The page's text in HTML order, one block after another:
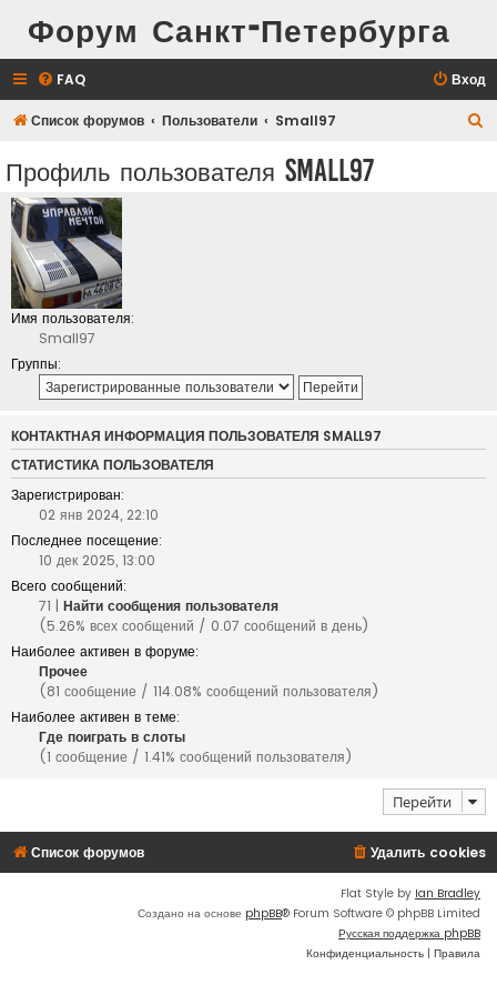
Форум Санкт-Петербурга
FAQ Вход
Список форумов Пользователи Small97
Профиль пользователя Small97
Имя пользователя:
Small97
Группы:
КОНТАКТНАЯ ИНФОРМАЦИЯ ПОЛЬЗОВАТЕЛЯ SMALL97
СТАТИСТИКА ПОЛЬЗОВАТЕЛЯ
Зарегистрирован:
02 янв 2024, 22:10
Последнее посещение:
10 дек 2025, 13:00
Всего сообщений:
71 | Найти сообщения пользователя
(5.26% всех сообщений / 0.07 сообщений в день)
Наиболее активен в форуме:
Прочее
(81 сообщение / 114.08% сообщений пользователя)
Наиболее активен в теме:
Где поиграть в слоты
(1 сообщение / 1.41% сообщений пользователя)
Перейти
Список форумов Удалить cookies
Flat Style by Ian Bradley
Создано на основе phpBB® Forum Software © phpBB Limited
Русская поддержка phpBB
Конфиденциальность | Правила